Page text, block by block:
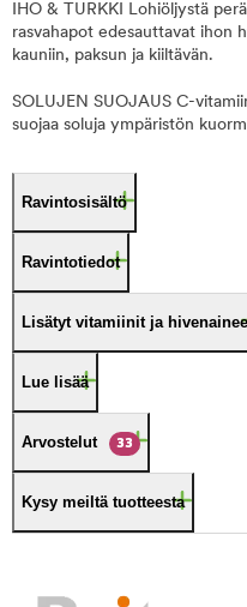
IHO & TURKKI Lohiöljystä
rasvahapot edesauttavat ihon
kauniin, paksun ja kiiltävän.
SOLUJEN SUOJAUS C-
suojaa soluja ympäristön
Ravintosisältö
Ravintotiedot
Lisätyt vitamiinit ja
Lue lisää
Arvostelut 33
Kysy meiltä tuotteesta